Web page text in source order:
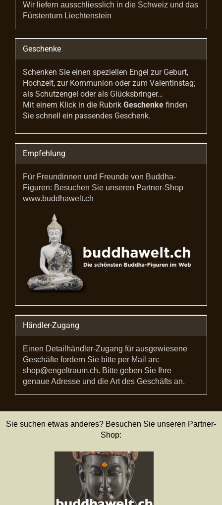
Wir liefern ausschliesslich in die Schweiz und das
Fürstentum Liechtenstein
Geschenke
Schenken Sie einen speziellen Engel zur Geburt,
Hochzeit, zur Kommunion oder zum Valentinstag;
als Schutzengel oder als Glücksbringer…
Mit einem Klick in die Rubrik Geschenke finden
Sie schnell ein passendes Geschenk.
Empfehlung
Für Freundinnen und Freunde von Buddha-
Figuren: Besuchen Sie unseren Partner-Shop
www.buddhawelt.ch
Händler-Zugang
Einen Detailhändler-Zugang für ausgewiesene
Geschäfte fordern Sie bitte per Mail an:
shop@engeltraum.ch. Bitte geben Sie Ihre
genaue Adresse und die Art des Geschäfts an.
Sie suchen etwas anderes? Besuchen Sie unseren Partner-
Shop: